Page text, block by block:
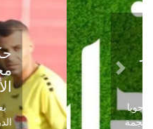
حكاية نجاح
محسن
الأولى
بعد موسم حافل
الدرجة الثانية، نجح
Previous